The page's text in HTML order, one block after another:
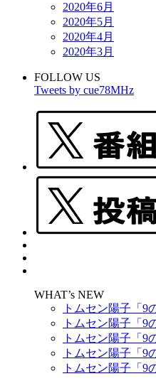
2020年6月
2020年5月
2020年4月
2020年3月
FOLLOW US
Tweets by cue78MHz
WHAT’s NEW
トムセン陽子「9
トムセン陽子「9
トムセン陽子「9
トムセン陽子「9
トムセン陽子「9